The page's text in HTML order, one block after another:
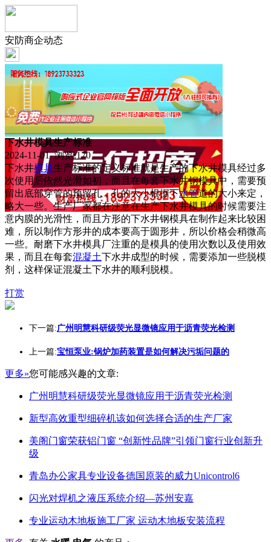
安防商企动态
下水井模具生产标准
2024-11-01 浏览:170
下水井模具生产标准的定义标准就是生产的下水井模具经过多
次使用后依然光滑如初，而且在每套下水井钢模具中，需要预
留出底部穿管的预留孔，孔的大小根据下水管道的大小来定，
略大一些。生产厂家都在注意在生产下水井模具的时候需要注
意内膜的光滑性，而且方形的下水井钢模具在制作起来比较困
难，所以制作方形井的成本要高于圆形井，所以价格会稍微高
一些。耐磨下水井模具厂注重的是模具的使用次数以及使用效
果，而且在每套混凝土下水井成型的时候，需要添加一些脱模
剂，这样保证混凝土下水井的顺利脱模。
打赏
下一篇:广州明慧科研级荧光显微镜应用于沥青荧光检测
上一篇:宝恒泵业:锅炉加药装置是如何解决污垢问题的
更多»您可能感兴趣的文章:
广州明慧科研级荧光显微镜应用于沥青荧光检测
新型高效重型细碎机该如何选择合适的生产厂家
美阁门窗荣获铝门窗 “创新性品牌”引领门窗行业创新升
级
青岛办公家具专业设备德国原装的威力Unicontrol6
闪光对焊机之液压系统介绍—苏州安嘉
专业运动木地板施工厂家 运动木地板安装流程